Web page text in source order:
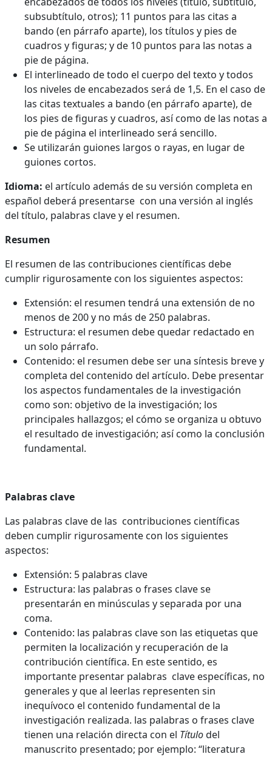
subsubtítulo, otros); 11 puntos para las citas a
bando (en párrafo aparte), los títulos y pies de
cuadros y figuras; y de 10 puntos para las notas a
pie de página.
El interlineado de todo el cuerpo del texto y todos
los niveles de encabezados será de 1,5. En el caso de
las citas textuales a bando (en párrafo aparte), de
los pies de figuras y cuadros, así como de las notas a
pie de página el interlineado será sencillo.
Se utilizarán guiones largos o rayas, en lugar de
guiones cortos.
Idioma: el artículo además de su versión completa en
español deberá presentarse con una versión al inglés
del título, palabras clave y el resumen.
Resumen
El resumen de las contribuciones científicas debe
cumplir rigurosamente con los siguientes aspectos:
Extensión: el resumen tendrá una extensión de no
menos de 200 y no más de 250 palabras.
Estructura: el resumen debe quedar redactado en
un solo párrafo.
Contenido: el resumen debe ser una síntesis breve y
completa del contenido del artículo. Debe presentar
los aspectos fundamentales de la investigación
como son: objetivo de la investigación; los
principales hallazgos; el cómo se organiza u obtuvo
el resultado de investigación; así como la conclusión
fundamental.
Palabras clave
Las palabras clave de las contribuciones científicas
deben cumplir rigurosamente con los siguientes
aspectos:
Extensión: 5 palabras clave
Estructura: las palabras o frases clave se
presentarán en minúsculas y separada por una
coma.
Contenido: las palabras clave son las etiquetas que
permiten la localización y recuperación de la
contribución científica. En este sentido, es
importante presentar palabras clave específicas, no
generales y que al leerlas representen sin
inequívoco el contenido fundamental de la
investigación realizada. las palabras o frases clave
tienen una relación directa con el Títulodel
manuscrito presentado; por ejemplo: “literatura